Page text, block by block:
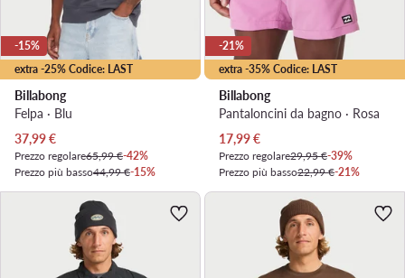
extra -25% Codice: LAST
-15%
Billabong
Felpa · Blu
Prezzo attuale
37,99€
Prezzo regolare65,99 €-42%
Prezzo più basso44,99 €-15%
extra -35% Codice: LAST
-21%
Billabong
Pantaloncini da bagno · Rosa
Prezzo attuale
17,99€
Prezzo regolare29,95 €-39%
Prezzo più basso22,99 €-21%